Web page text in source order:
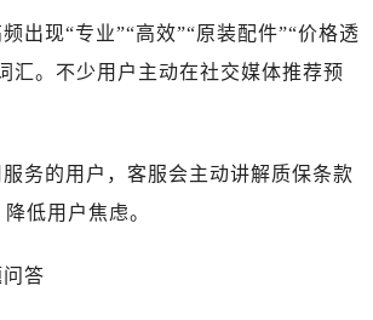
出现“专业”“高效”“原装配件”“价格透
汇。不少用户主动在社交媒体推荐预
务的用户，客服会主动讲解质保条款
低用户焦虑。
答